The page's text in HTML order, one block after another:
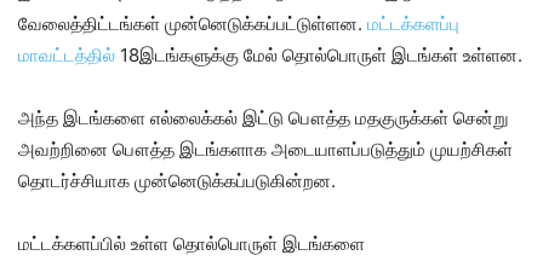
வேலைத்திட்டங்கள் முன்னெடுக்கப்பட்டுள்ளன. மட்டக்களப்பு
மாவட்டத்தில் 18இடங்களுக்கு மேல் தொல்பொருள் இடங்கள் உள்ளன.
அந்த இடங்களை எல்லைக்கல் இட்டு பௌத்த மதகுருக்கள் சென்று
அவற்றினை பௌத்த இடங்களாக அடையாளப்படுத்தும் முயற்சிகள்
தொடர்ச்சியாக முன்னெடுக்கப்படுகின்றன.
மட்டக்களப்பில் உள்ள தொல்பொருள் இடங்களை